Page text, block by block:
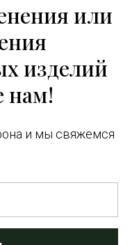
или
изделий
нам!
и мы свяжемся